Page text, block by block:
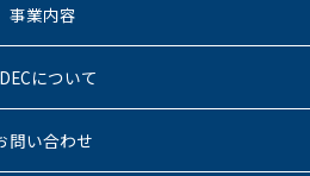
事業内容
について
問い合わせ